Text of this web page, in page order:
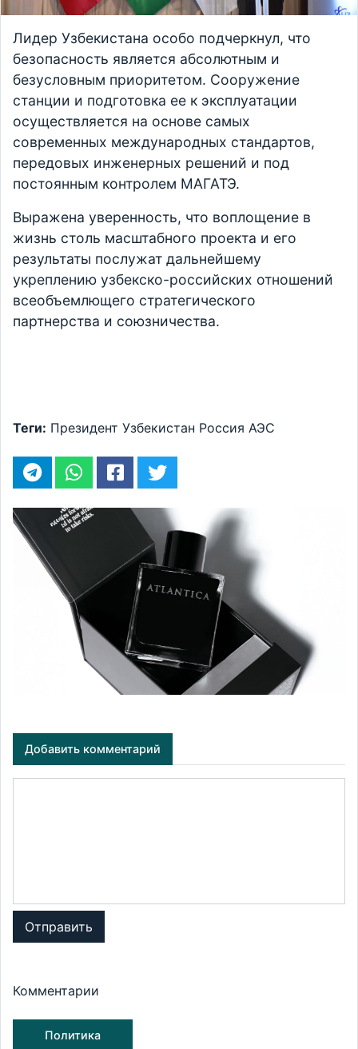
Лидер Узбекистана особо подчеркнул, что
безопасность является абсолютным и
безусловным приоритетом. Сооружение
станции и подготовка ее к эксплуатации
осуществляется на основе самых
современных международных стандартов,
передовых инженерных решений и под
постоянным контролем МАГАТЭ.
Выражена уверенность, что воплощение в
жизнь столь масштабного проекта и его
результаты послужат дальнейшему
укреплению узбекско-российских отношений
всеобъемлющего стратегического
партнерства и союзничества.
Теги: Президент Узбекистан Россия АЭС
Добавить комментарий
Отправить
Комментарии
Политика